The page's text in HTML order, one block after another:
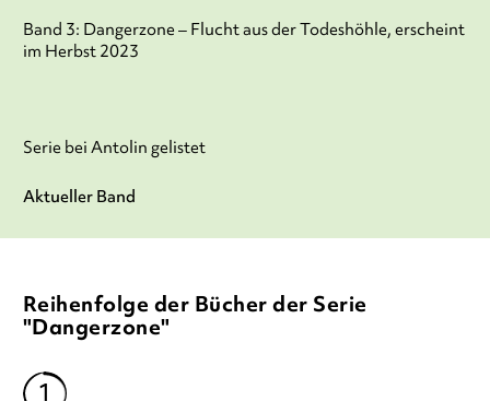
Band 3: Dangerzone – Flucht aus der Todeshöhle, erscheint
im Herbst 2023
Serie bei Antolin gelistet
Aktueller Band
Reihenfolge der Bücher der Serie
"Dangerzone"